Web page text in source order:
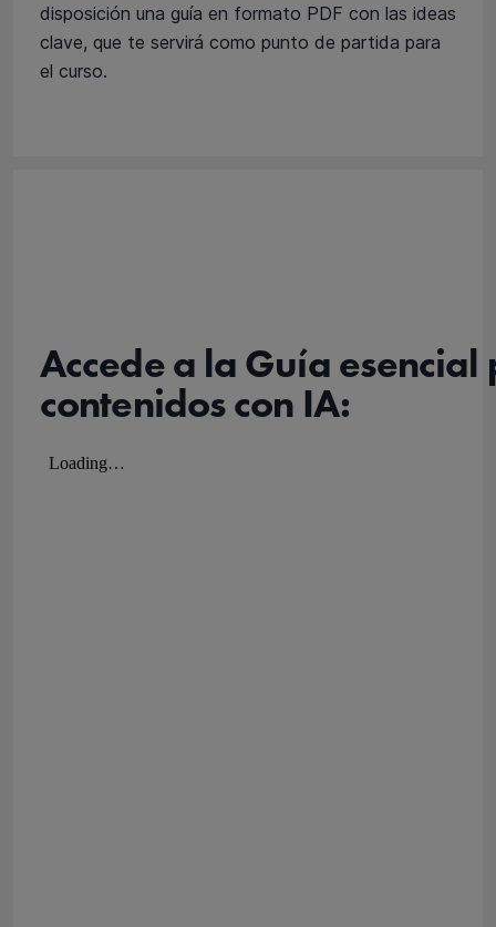
disposición una guía en formato PDF con las ideas
clave, que te servirá como punto de partida para
el curso.
Accede a la Guía
contenidos con IA: